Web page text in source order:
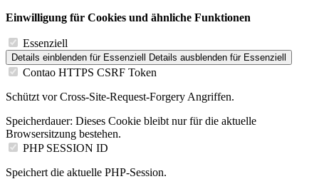
Einwilligung für Cookies und ähnliche Funktionen
Essenziell
Details einblenden für Essenziell Details ausblenden für Essenziell
Contao HTTPS CSRF Token
Schützt vor Cross-Site-Request-Forgery Angriffen.
Speicherdauer: Dieses Cookie bleibt nur für die aktuelle
Browsersitzung bestehen.
PHP SESSION ID
Speichert die aktuelle PHP-Session.